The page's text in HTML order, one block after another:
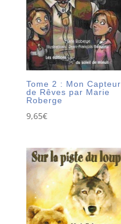
Tome 2 : Mon Capteur
de Rêves par Marie
Roberge
9,65€